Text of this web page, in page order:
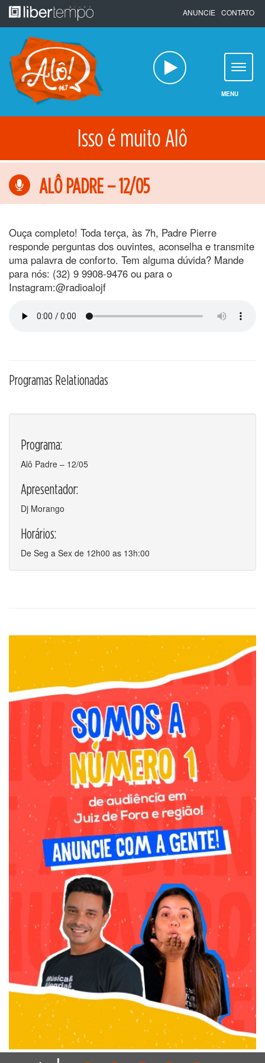
Pular
para
o
conteúdo
ANUNCIE CONTATO
MENU
Isso é muito Alô
ALÔ PADRE – 12/05
Ouça completo! Toda terça, às 7h, Padre Pierre
responde perguntas dos ouvintes, aconselha e transmite
uma palavra de conforto. Tem alguma dúvida? Mande
para nós: (32) 9 9908-9476 ou para o
Instagram:@radioalojf
Programas Relationadas
Programa:
Alô Padre – 12/05
Apresentador:
Dj Morango
Horários:
De Seg a Sex de 12h00 as 13h:00